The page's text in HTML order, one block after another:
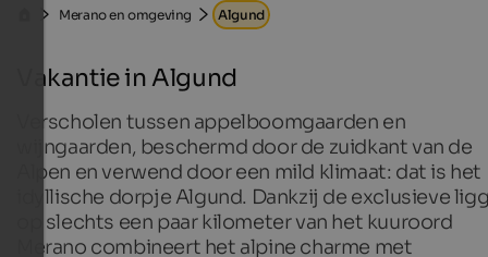
Merano en omgeving Algund
Vakantie in Algund
Verscholen tussen appelboomgaarden en
wijngaarden, beschermd door de zuidkant van de
Alpen en verwend door een mild klimaat: dat is het
idyllische dorpje Algund. Dankzij de exclusieve
op slechts een paar kilometer van het kuuroord
Merano combineert het alpine charme met